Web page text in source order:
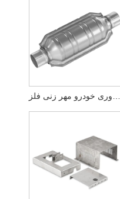
مبدل کاتالیزوری خودرو مهر زنی فلز